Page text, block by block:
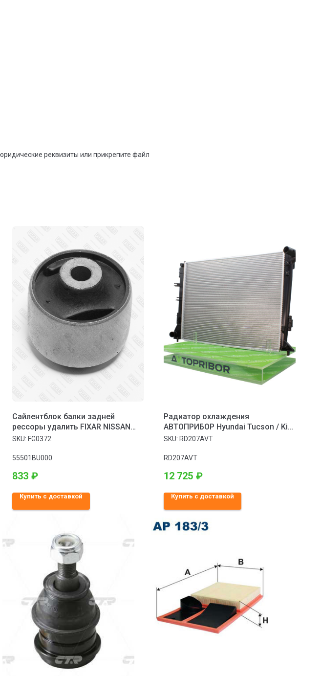
реквизиты или прикрепите файл
Сайлентблок балки задней
рессоры удалить FIXAR NISSAN
TINO/NISSAN ALMERA
SKU: FG0372
55501BU000
833 ₽
Купить с доставкой
Радиатор охлаждения
АВТОПРИБОР Hyundai Tucson / Kia
Sportage III (15-) 1..
SKU: RD207AVT
RD207AVT
12 725 ₽
Купить с доставкой